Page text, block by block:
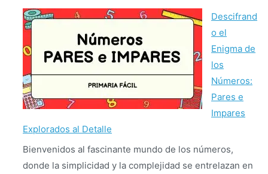
Multiplicar
y
Dividir
por
100
y
Dominando
las
Operaciones
Descifrand
o el
Enigma de
los
Números:
Pares e
Impares
Explorados al Detalle
Bienvenidos al fascinante mundo de los números,
donde la simplicidad y la complejidad se entrelazan en